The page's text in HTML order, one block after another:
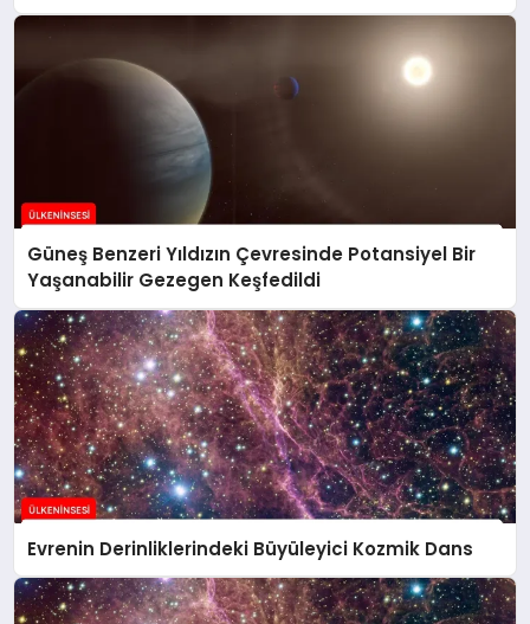
Güneş Benzeri Yıldızın Çevresinde Potansiyel Bir
Yaşanabilir Gezegen Keşfedildi
Evrenin Derinliklerindeki Büyüleyici Kozmik Dans